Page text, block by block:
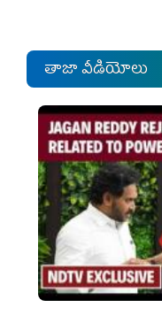
తాజా వీడియోలు